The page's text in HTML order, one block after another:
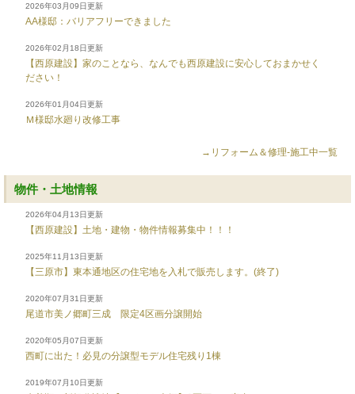
2026年03月09日更新
AA様邸：バリアフリーできました
2026年02月18日更新
【西原建設】家のことなら、なんでも西原建設に安心しておまかせく
ださい！
2026年01月04日更新
Ｍ様邸水廻り改修工事
→リフォーム＆修理-施工中一覧
物件・土地情報
2026年04月13日更新
【西原建設】土地・建物・物件情報募集中！！！
2025年11月13日更新
【三原市】東本通地区の住宅地を入札で販売します。(終了)
2020年07月31日更新
尾道市美ノ郷町三成 限定4区画分譲開始
2020年05月07日更新
西町に出た！必見の分譲型モデル住宅残り1棟
2019年07月10日更新